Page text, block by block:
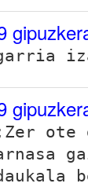
ote
arnasa